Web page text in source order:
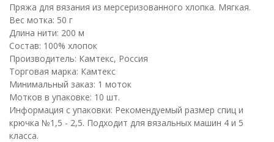
Пряжа для вязания из мерсеризованного хлопка. Мягкая.
Вес мотка: 50 г
Длина нити: 200 м
Состав: 100% хлопок
Производитель: Камтекс, Россия
Торговая марка: Камтекс
Минимальный заказ: 1 моток
Мотков в упаковке: 10 шт.
Информация с упаковки: Рекомендуемый размер спиц и
крючка №1,5 - 2,5. Подходит для вязальных машин 4 и 5
класса.